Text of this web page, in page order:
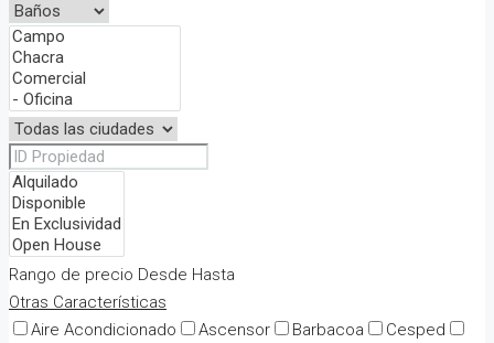
Rango de precio Desde Hasta
Otras Características
Aire Acondicionado
Ascensor Barbacoa
Cesped